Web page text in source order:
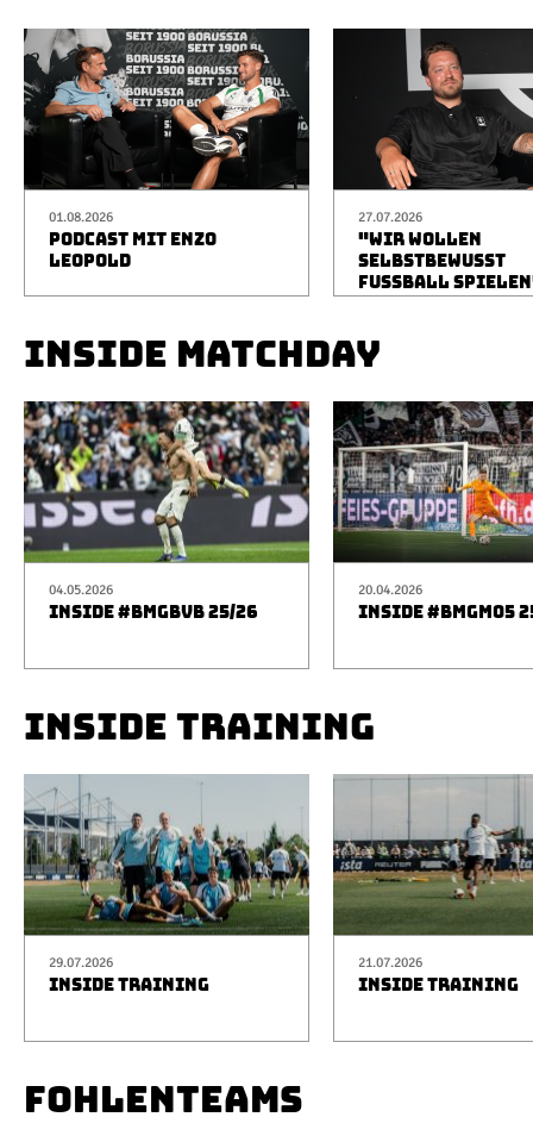
01.08.2026
PODCAST MIT ENZO
LEOPOLD
27.07.2026
"WIR WOLLEN
SELBSTBEWUSST
FUSSBALL
INSIDE MATCHDAY
04.05.2026
INSIDE #BMGBVB 25/26
20.04.2026
INSIDE #BMGM05
INSIDE TRAINING
29.07.2026
INSIDE TRAINING
21.07.2026
INSIDE TRAINING
FOHLENTEAMS